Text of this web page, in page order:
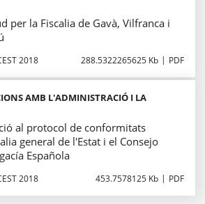
per la Fiscalia de Gavà, Vilfranca i
2018 288.5322265625 Kb PDF
AMB L'ADMINISTRACIÓ I LA
al protocol de conformitats
general de l'Estat i el Consejo
Española
2018 453.7578125 Kb PDF